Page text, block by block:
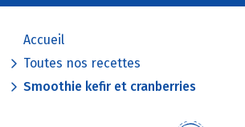
Accueil
Toutes nos recettes
Smoothie kefir et cranberries